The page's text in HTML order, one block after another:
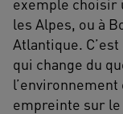
les Alpes, ou à
Atlantique.
qui change du
empreinte sur